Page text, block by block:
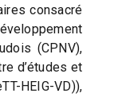
consacré
(CPNV),
d’études et
HEIG-VD)),